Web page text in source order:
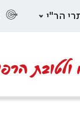
הר"י
ולטובת